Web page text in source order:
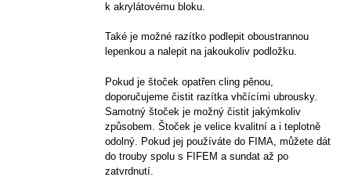
k akrylátovému bloku.
Také je možné razítko podlepit oboustrannou
lepenkou a nalepit na jakoukoliv podložku.
Pokud je štoček opatřen cling pěnou,
doporučujeme čistit razítka vhčícími ubrousky.
Samotný štoček je možný čistit jakýmkoliv
způsobem. Štoček je velice kvalitní a i teplotně
odolný. Pokud jej používáte do FIMA, můžete dát
do trouby spolu s FIFEM a sundat až po
zatvrdnutí.